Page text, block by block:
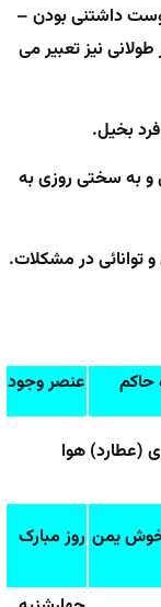
داشتنی بودن –
نیز تعبیر می
بخیل.
و به سختی روزی به
در مشکلات.
حاکم عنصر وجود
(عطارد) هوا
یمن روز مبارک